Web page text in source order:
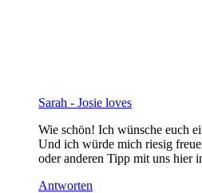
Sarah - Josie loves
Wie schön! Ich wünsche euch
Und ich würde mich riesig
oder anderen Tipp mit uns hier
Antworten